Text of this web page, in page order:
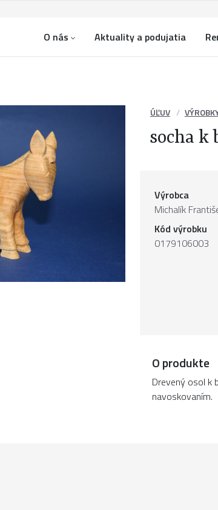
O nás Aktuality a podujatia
ÚĽUV
socha
Výrobca
Michalík
Kód výrobku
0179106003
O produkte
Drevený osol k
navoskovaním.